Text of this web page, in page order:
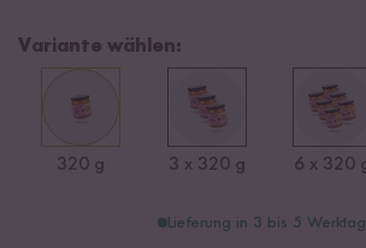
Variante wählen:
320 g 3 x 320 g 6 x 320
Lieferung in 3 bis 5